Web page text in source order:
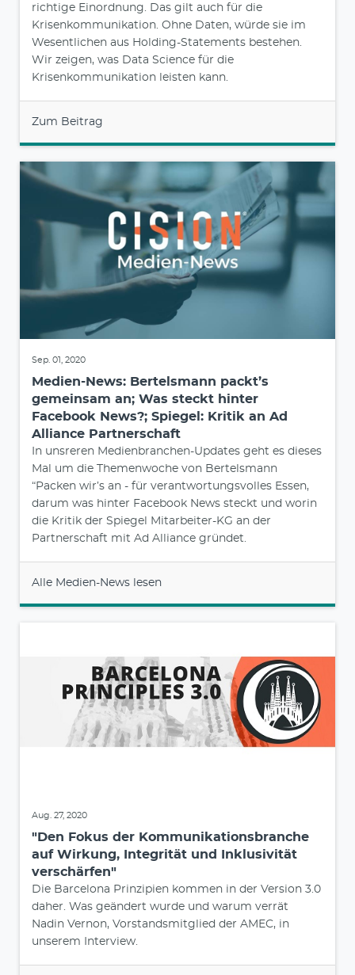
richtige Einordnung. Das gilt auch für die
Krisenkommunikation. Ohne Daten, würde sie im
Wesentlichen aus Holding-Statements bestehen.
Wir zeigen, was Data Science für die
Krisenkommunikation leisten kann.
Zum Beitrag
Sep. 01, 2020
Medien-News: Bertelsmann packt’s
gemeinsam an; Was steckt hinter
Facebook News?; Spiegel: Kritik an Ad
Alliance Partnerschaft
In unsreren Medienbranchen-Updates geht es dieses
Mal um die Themenwoche von Bertelsmann
“Packen wir’s an - für verantwortungsvolles Essen,
darum was hinter Facebook News steckt und worin
die Kritik der Spiegel Mitarbeiter-KG an der
Partnerschaft mit Ad Alliance gründet.
Alle Medien-News lesen
Aug. 27, 2020
"Den Fokus der Kommunikationsbranche
auf Wirkung, Integrität und Inklusivität
verschärfen"
Die Barcelona Prinzipien kommen in der Version 3.0
daher. Was geändert wurde und warum verrät
Nadin Vernon, Vorstandsmitglied der AMEC, in
unserem Interview.